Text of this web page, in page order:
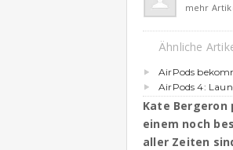
mehr
Ähnliche
AirPods
AirPods 4:
Kate
einem noch
aller Zeiten